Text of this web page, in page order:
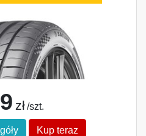
zł /szt.
Kup teraz